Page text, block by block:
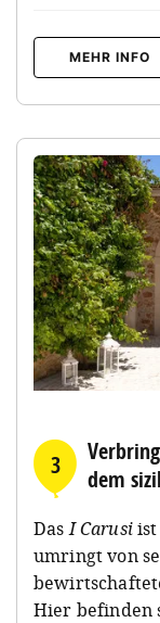
MEHR INFO
3
dem
DasI Carusi
umringt von
Hier befinden